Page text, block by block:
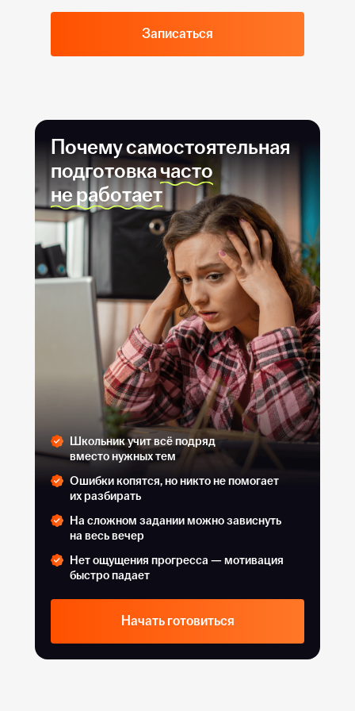
Записаться
Почему самостоятельная
подготовкачасто
не работает
Школьник учит всё подряд
вместо нужных тем
Ошибки копятся, но никто не помогает
их разбирать
На сложном задании можно зависнуть
на весь вечер
Нет ощущения прогресса — мотивация
быстро падает
Начать готовиться